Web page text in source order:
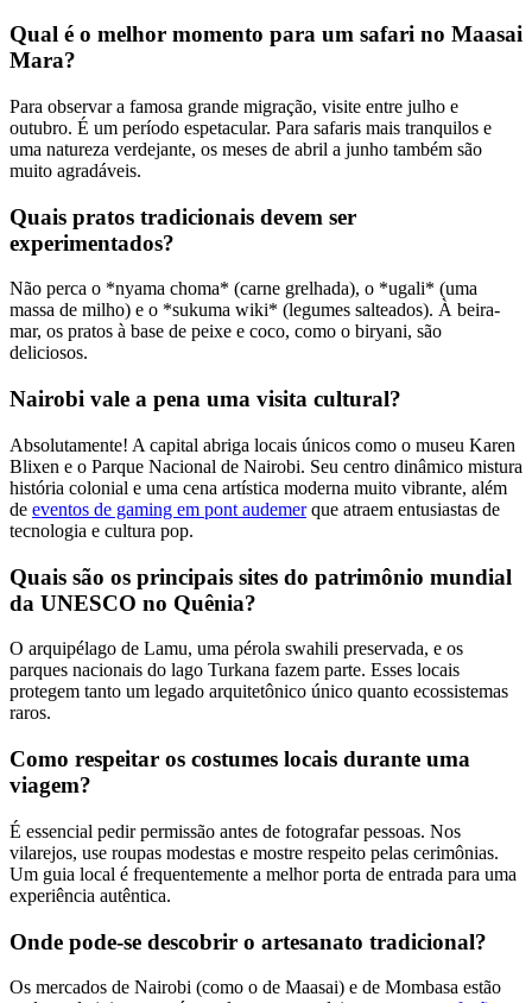
Qual é o melhor momento para um safari no Maasai
Mara?
Para observar a famosa grande migração, visite entre julho e
outubro. É um período espetacular. Para safaris mais tranquilos e
uma natureza verdejante, os meses de abril a junho também são
muito agradáveis.
Quais pratos tradicionais devem ser
experimentados?
Não perca o *nyama choma* (carne grelhada), o *ugali* (uma
massa de milho) e o *sukuma wiki* (legumes salteados). À beira-
mar, os pratos à base de peixe e coco, como o biryani, são
deliciosos.
Nairobi vale a pena uma visita cultural?
Absolutamente! A capital abriga locais únicos como o museu Karen
Blixen e o Parque Nacional de Nairobi. Seu centro dinâmico mistura
história colonial e uma cena artística moderna muito vibrante, além
de eventos de gaming em pont audemerque atraem entusiastas de
tecnologia e cultura pop.
Quais são os principais sites do patrimônio mundial
da UNESCO no Quênia?
O arquipélago de Lamu, uma pérola swahili preservada, e os
parques nacionais do lago Turkana fazem parte. Esses locais
protegem tanto um legado arquitetônico único quanto ecossistemas
raros.
Como respeitar os costumes locais durante uma
viagem?
É essencial pedir permissão antes de fotografar pessoas. Nos
vilarejos, use roupas modestas e mostre respeito pelas cerimônias.
Um guia local é frequentemente a melhor porta de entrada para uma
experiência autêntica.
Onde pode-se descobrir o artesanato tradicional?
Os mercados de Nairobi (como o de Maasai) e de Mombasa estão